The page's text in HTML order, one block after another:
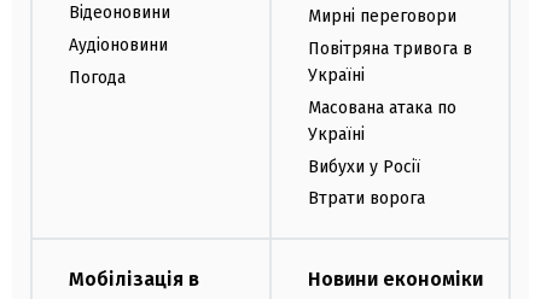
Відеоновини
Аудіоновини
Погода
Мирні переговори
Повітряна тривога в
Україні
Масована атака по
Україні
Вибухи у Росії
Втрати ворога
Мобілізація в
Новини економіки